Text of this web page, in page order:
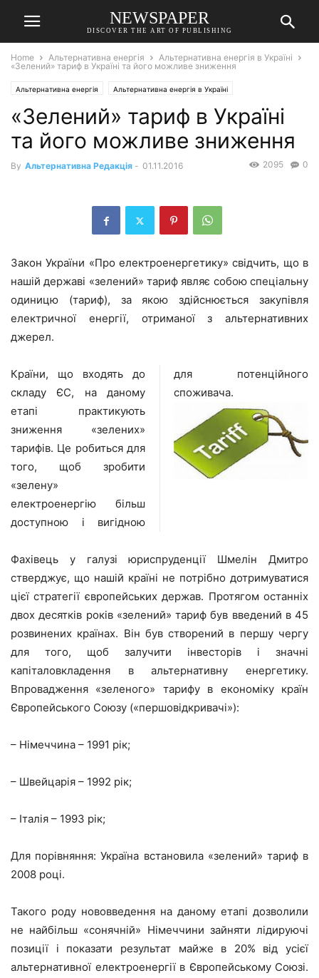
NEWSPAPER
DISCOVER THE ART OF PUBLISHING
Home Альтернативна енергія
Альтернативна енергія в Україні
«Зелений» тариф в Україні та його можливе зниження
Альтернативна енергія Альтернативна енергія в Україні
«Зелений» тариф в Україні
та його можливе зниження
By Альтернативна Редакція - 01.11.2016 0
2095
Закон України «Про електроенергетику» свідчить, що в
нашій державі «зелений» тариф являє собою спеціальну
одиницю (тариф), за якою здійснюється закупівля
електричної енергії, отриманої з альтернативних
джерел.
Країни, що входять до
складу ЄС, на даному
етапі практикують
зниження «зелених»
тарифів. Це робиться для
того, щоб зробити
«зелену»
електроенергію більш
доступною і вигідною
для потенційного
споживача.
Фахівець у галузі юриспруденції Шмелін Дмитро
стверджує, що нашій країні не потрібно дотримуватися
цієї стратегії європейських держав. Протягом останніх
двох десятків років «зелений» тариф був введений в 45
розвинених країнах. Він був створений в першу чергу
для того, щоб залучити інвесторів і значні
капіталовкладення в альтернативну енергетику.
Впровадження «зеленого» тарифу в економіку країн
Європейського Союзу («першовідкривачі»):
– Німеччина – 1991 рік;
– Швейцарія – 1992 рік;
– Італія – 1993 рік;
Для порівняння: Україна встановила «зелений» тариф в
2008 році.
Такого роду нововведення на даному етапі дозволили
не найбільш «сонячній» Німеччини зайняти лідируючі
позиції і показати результат майже в 20% від усієї
альтернативної електроенергії в Європейському Союзі.